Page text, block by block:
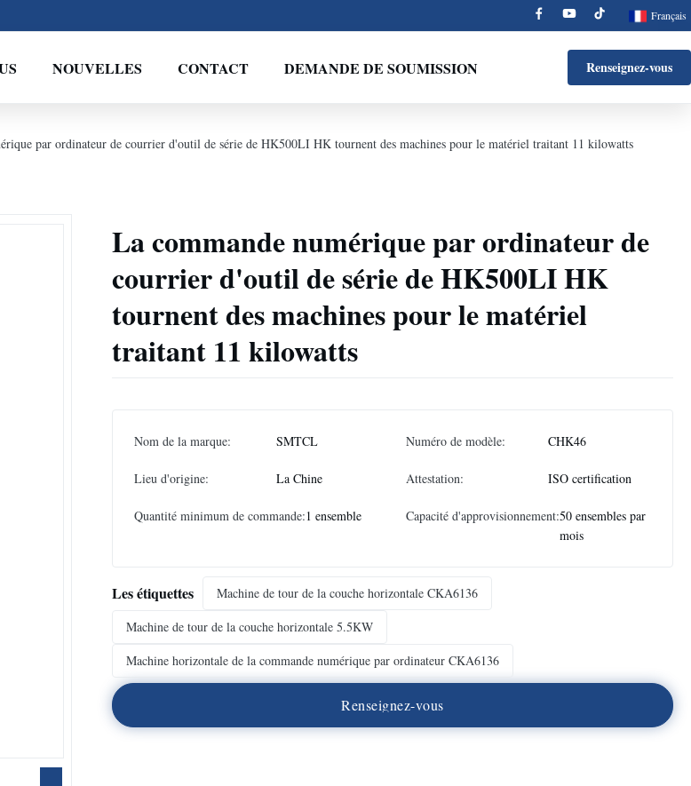
Français
NOUVELLES CONTACT DEMANDE DE SOUMISSION Renseignez-vous
par ordinateur de courrier d'outil de série de HK500LI HK tournent des machines pour le matériel traitant 11 kilowatts
La commande numérique par ordinateur de
courrier d'outil de série de HK500LI HK
tournent des machines pour le matériel
traitant 11 kilowatts
Nom de la marque: SMTCL Numéro de modèle: CHK46
Lieu d'origine: La Chine Attestation: ISO certification
Quantité minimum de commande:1 ensemble Capacité d'approvisionnement:50 ensembles par
mois
Les étiquettes
Machine de tour de la couche horizontale CKA6136
Machine de tour de la couche horizontale 5.5KW
Machine horizontale de la commande numérique par ordinateur CKA6136
Renseignez-vous